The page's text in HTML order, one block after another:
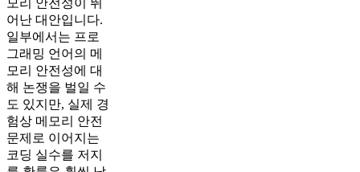
어난 대안입니다.
일부에서는 프로
그래밍 언어의 메
모리 안전성에 대
해 논쟁을 벌일 수
도 있지만, 실제 경
험상 메모리 안전
문제로 이어지는
코딩 실수를 저지